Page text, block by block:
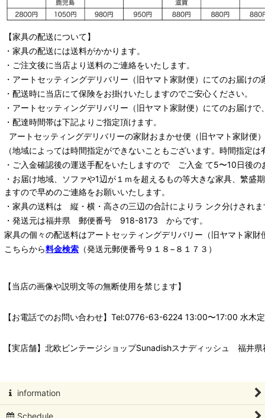
【家具の配送について】
・家具の配送には送料がかかります。
・ご注文後に当店より送料のご連絡をいたします。
・ アートセッティングデリバリー （旧ヤマト家財便） にてのお届けの
・配送時に当店にて保険をお掛けいたしますのでご安心ください。
・ アートセッティングデリバリー （旧ヤマト家財便） にてのお届けで
・配達時間帯は下記よりご指定頂けます。
アートセッティングデリバリーの家財おまかせ便 （旧ヤマト家財便
（地域によっては時間指定ができないこともございます。時間指定
・ご入金確認後の運送手配をいたしますので ご入金 て5〜10日後の
・お届け地域、ソファや1辺が１ｍを超えるもの等大きな家具、繁
ますので早めのご連絡をお願いいたします。
・家具の送料は 縦・横・高さの三辺の合計によりラ ンク分けされま
・発送元は福井県 郵便番号 918-8173 からです。
家具の個々の配送料はアートセッティングデリバリー （旧ヤマト家財
こちらから料金検索 （発送元郵便番号９１８−８１７３）
【当店の画像や説明文等の無断使用を禁じます】
【お電話でのお問い合わせ】Tel:0776-63-6224 13:00〜17:00 水木
【実店舗】北欧ビンテージショップSunadishスナディッシュ 福井
information
Schedule